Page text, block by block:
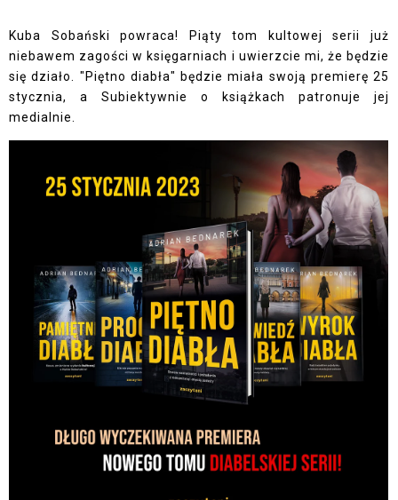
Kuba Sobański powraca! Piąty tom kultowej serii już
niebawem zagości w księgarniach i uwierzcie mi, że będzie
się działo. "Piętno diabła" będzie miała swoją premierę 25
stycznia, a Subiektywnie o książkach patronuje jej
medialnie.